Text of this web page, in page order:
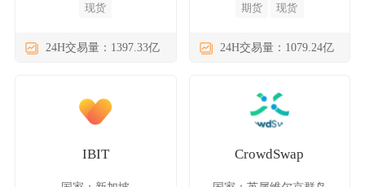
现货
24H交易量：1397.33亿
期货 现货
24H交易量：1079.24亿
IBIT CrowdSwap